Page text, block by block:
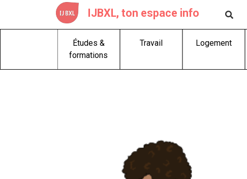
content
IJBXL, ton espace info
Études &
formations
Travail Logement